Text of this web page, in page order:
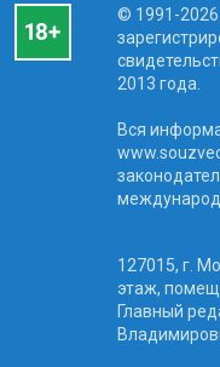
© 1991-2026
2013 года.
Вся
127015, г.
этаж,
Главный